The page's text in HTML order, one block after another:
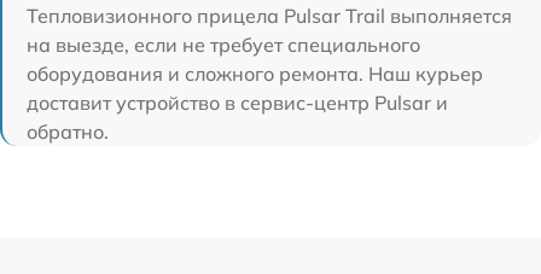
Тепловизионного прицела Pulsar Trail выполняется
на выезде, если не требует специального
оборудования и сложного ремонта. Наш курьер
доставит устройство в сервис-центр Pulsar и
обратно.